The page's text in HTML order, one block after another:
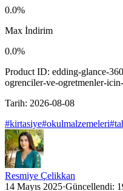
0.0%
Max İndirim
0.0%
Product ID: edding-glance-
ogrenciler-ve-ogretmenler-
Tarih: 2026-08-08
#kirtasiye#okulmalzemeleri#
Resmiye Çelikkan
14 Mayıs 2025·Güncellendi: